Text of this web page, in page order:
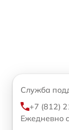
Служба
+7 (812)
Ежедневно